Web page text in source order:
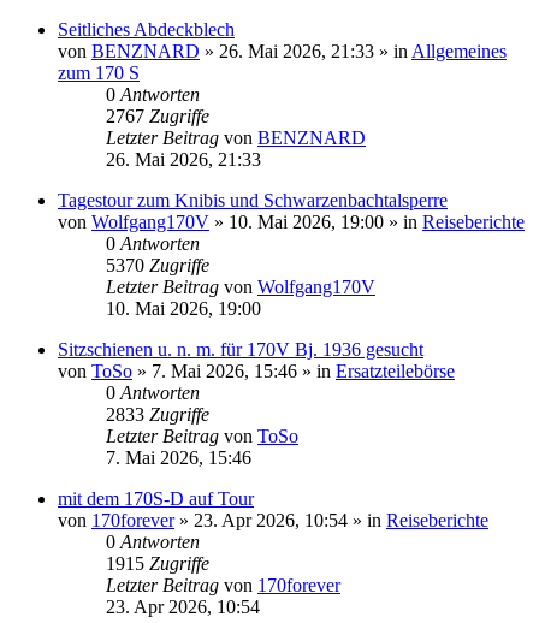
Seitliches Abdeckblech
von BENZNARD » 26. Mai 2026, 21:33 » in Allgemeines
zum 170 S
0 Antworten
2767 Zugriffe
Letzter Beitrag von BENZNARD
26. Mai 2026, 21:33
Tagestour zum Knibis und Schwarzenbachtalsperre
von Wolfgang170V » 10. Mai 2026, 19:00 » in Reiseberichte
0 Antworten
5370 Zugriffe
Letzter Beitrag von Wolfgang170V
10. Mai 2026, 19:00
Sitzschienen u. n. m. für 170V Bj. 1936 gesucht
von ToSo » 7. Mai 2026, 15:46 » in Ersatzteilebörse
0 Antworten
2833 Zugriffe
Letzter Beitrag von ToSo
7. Mai 2026, 15:46
mit dem 170S-D auf Tour
von 170forever» 23. Apr 2026, 10:54 » in Reiseberichte
0 Antworten
1915 Zugriffe
Letzter Beitrag von 170forever
23. Apr 2026, 10:54